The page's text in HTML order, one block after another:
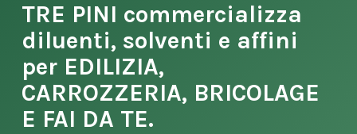
TRE PINI commercializza
diluenti, solventi e affini
per EDILIZIA,
CARROZZERIA, BRICOLAGE
E FAI DA TE.